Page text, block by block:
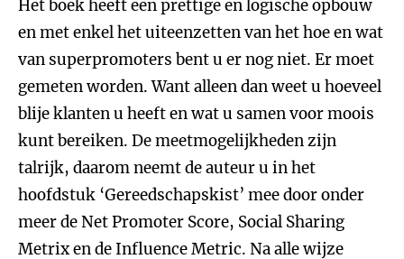
Het boek heeft een prettige en logische opbouw
en met enkel het uiteenzetten van het hoe en wat
van superpromoters bent u er nog niet. Er moet
gemeten worden. Want alleen dan weet u hoeveel
blije klanten u heeft en wat u samen voor moois
kunt bereiken. De meetmogelijkheden zijn
talrijk, daarom neemt de auteur u in het
hoofdstuk ‘Gereedschapskist’ mee door onder
meer de Net Promoter Score, Social Sharing
Metrix en de Influence Metric. Na alle wijze